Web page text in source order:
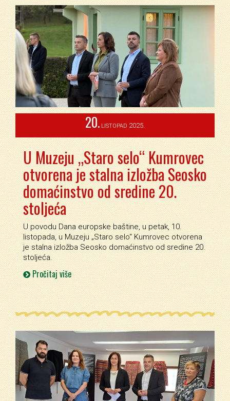
20. LISTOPAD 2025.
U Muzeju „Staro selo“ Kumrovec
otvorena je stalna izložba Seosko
domaćinstvo od sredine 20.
stoljeća
U povodu Dana europske baštine, u petak, 10.
listopada, u Muzeju „Staro selo“ Kumrovec otvorena
je stalna izložba Seosko domaćinstvo od sredine 20.
stoljeća.
Pročitaj više